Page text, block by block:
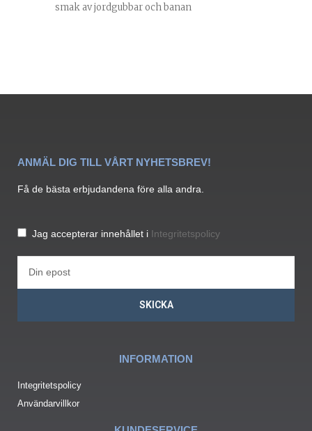
smak av jordgubbar och banan
ANMÄL DIG TILL VÅRT NYHETSBREV!
Få de bästa erbjudandena före alla andra.
Jag accepterar innehållet i Integritetspolicy
SKICKA
INFORMATION
Integritetspolicy
Användarvillkor